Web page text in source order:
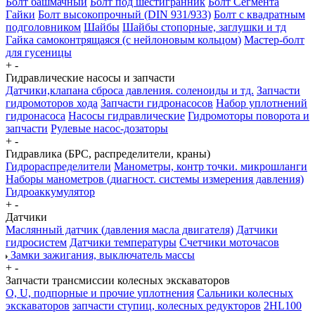
Гайки Болт высокопрочный (DIN 931/933) Болт с квадратным
подголовником Шайбы Шайбы стопорные, заглушки и тд
Гайка самоконтрящаяся (с нейлоновым кольцом) Мастер-болт
для гусеницы
+ -
Гидравлические насосы и запчасти
Датчики,клапана сброса давления. соленоиды и тд. Запчасти
гидромоторов хода Запчасти гидронасосов Набор уплотнений
гидронасоса Насосы гидравлические Гидромоторы поворота и
запчасти Рулевые насос-дозаторы
+ -
Гидравлика (БРС, распределители, краны)
Гидрораспределители Манометры, контр точки. микрошланги
Наборы манометров (диагност. системы измерения давления)
Гидроаккумулятор
+ -
Датчики
Маслянный датчик (давления масла двигателя) Датчики
гидросистем Датчики температуры Счетчики моточасов
Замки зажигания, выключатель массы
+ -
Запчасти трансмиссии колесных экскаваторов
О, U, подпорные и прочие уплотнения Сальники колесных
экскаваторов запчасти ступиц, колесных редукторов 2HL100